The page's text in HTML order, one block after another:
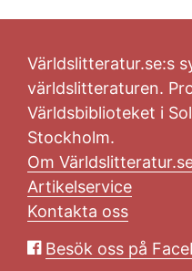
Världslitteratur.se:s
världslitteraturen.
Världsbiblioteket i
Stockholm.
Om
Artikelservice
Kontakta oss
Besök oss på